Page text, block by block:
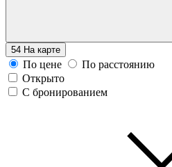
54 На карте
По цене
По расстоянию
Открыто
С бронированием